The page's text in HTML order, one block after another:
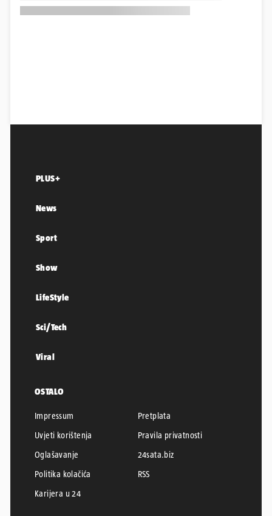
PLUS+
News
Sport
Show
LifeStyle
Sci/Tech
Viral
OSTALO
Impressum
Pretplata
Uvjeti korištenja
Pravila privatnosti
Oglašavanje
24sata.biz
Politika kolačića
RSS
Karijera u 24